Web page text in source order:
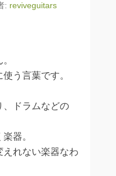
: reviveguitars
う言葉です。
、ドラムなどの
器。
れない楽器なわ